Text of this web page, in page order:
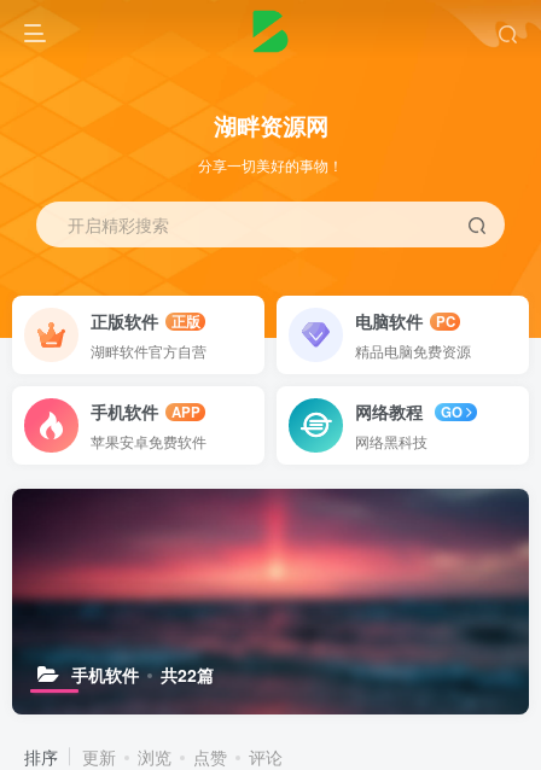
湖畔资源网
分享一切美好的事物！
开启精彩搜索
正版软件
正版
湖畔软件官方自营
电脑软件
PC
精品电脑免费资源
手机软件
APP
苹果安卓免费软件
网络教程
GO
网络黑科技
手机软件 共22篇
排序 更新 浏览 点赞 评论